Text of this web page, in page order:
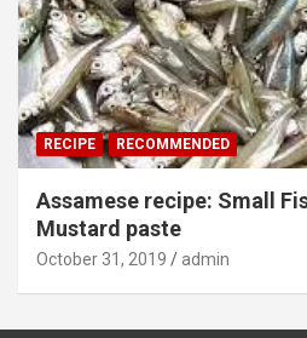
RECIPE RECOMMENDED
Assamese recipe: Small
Mustard paste
October 31, 2019 admin